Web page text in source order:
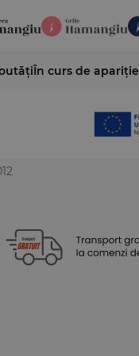
În curs de apariție